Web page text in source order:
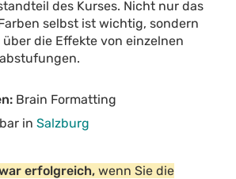
des Kurses. Nicht nur das
selbst ist wichtig, sondern
über die Effekte von einzelnen
Brain Formatting
in Salzburg
erfolgreich, wenn Sie die